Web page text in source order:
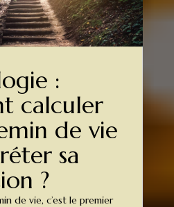
:
calculer
de vie
sa
?
de vie, c’est le premier